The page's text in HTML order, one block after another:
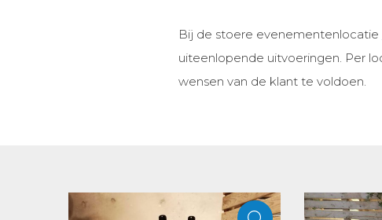
Bij de stoere evenementenlocatie
uiteenlopende uitvoeringen. Per
wensen van de klant te voldoen.